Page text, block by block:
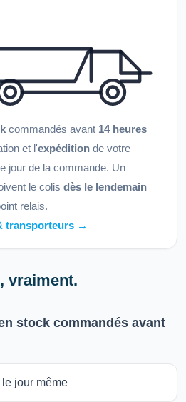
commandés avant 14 heures
et l'expédition de votre
jour de la commande. Un
le colis dès le lendemain
relais.
transporteurs →
vraiment.
stock commandés avant
le jour même